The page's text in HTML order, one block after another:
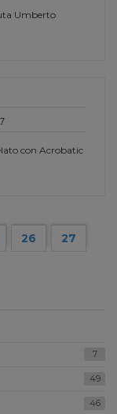
Umberto
con Acrobatic
26
27
7
49
46